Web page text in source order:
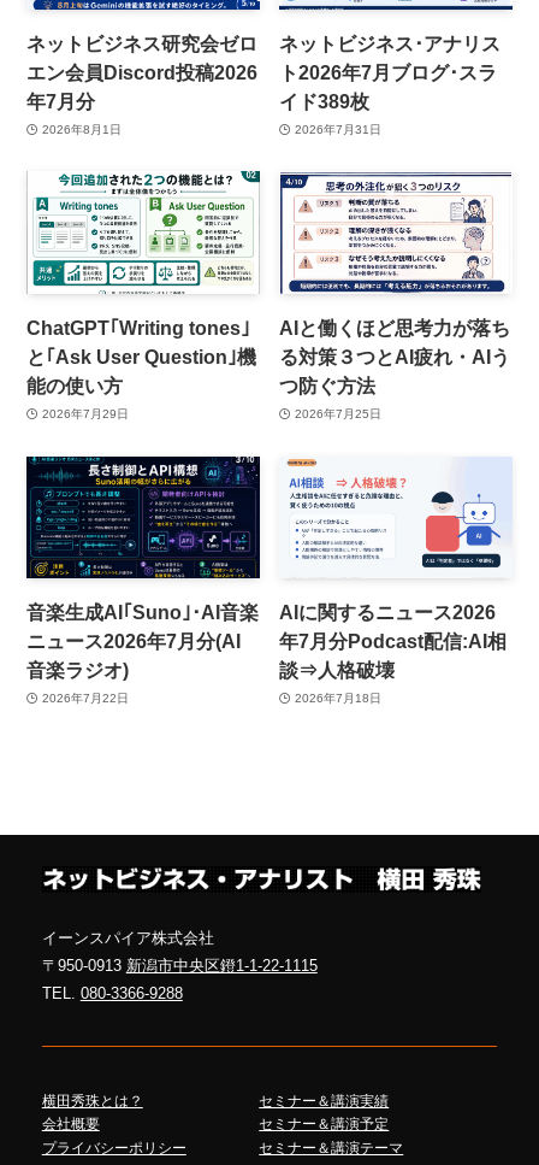
ネットビジネス研究会ゼロ
エン会員Discord投稿2026
年7月分
2026年8月1日
ネットビジネス･アナリス
ト2026年7月ブログ･スラ
イド389枚
2026年7月31日
ChatGPT｢Writing tones｣
と｢Ask User Question｣機
能の使い方
2026年7月29日
AIと働くほど思考力が落ち
る対策３つとAI疲れ・AIう
つ防ぐ方法
2026年7月25日
音楽生成AI｢Suno｣･AI音楽
ニュース2026年7月分(AI
音楽ラジオ)
2026年7月22日
AIに関するニュース2026
年7月分Podcast配信:AI相
談⇒人格破壊
2026年7月18日
イーンスパイア株式会社
〒950-0913 新潟市中央区鐙1-1-22-1115
TEL. 080-3366-9288
横田秀珠とは？
会社概要
プライバシーポリシー
セミナー＆講演実績
セミナー＆講演予定
セミナー＆講演テーマ